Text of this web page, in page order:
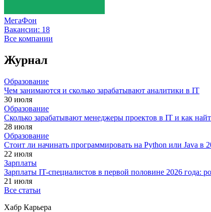
МегаФон
Вакансии: 18
Все компании
Журнал
Образование
Чем занимаются и сколько зарабатывают аналитики в IT
30 июля
Образование
Сколько зарабатывают менеджеры проектов в IT и как
28 июля
Образование
Стоит ли начинать программировать на Python или Java
22 июля
Зарплаты
Зарплаты IT-специалистов в первой половине 2026 года:
21 июля
Все статьи
Хабр Карьера